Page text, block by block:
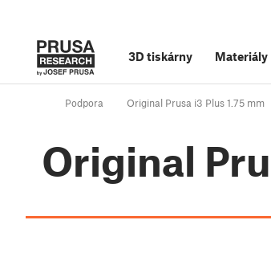
3D tiskárny Materiály
Podpora Original Prusa i3 Plus 1.75 mm
Original